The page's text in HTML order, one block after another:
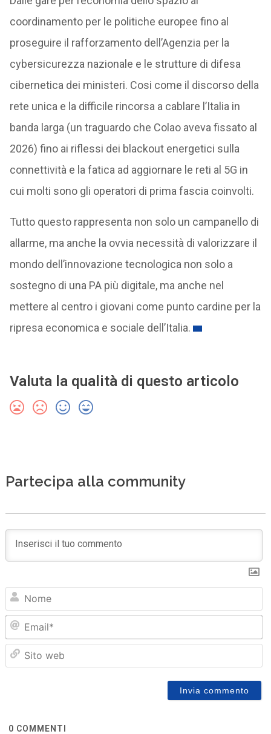
coordinamento per le politiche europee fino al
proseguire il rafforzamento dell’Agenzia per la
cybersicurezza nazionale e le strutture di difesa
cibernetica dei ministeri. Cosi come il discorso della
rete unica e la difficile rincorsa a cablare l’Italia in
banda larga (un traguardo che Colao aveva fissato al
2026) fino ai riflessi dei blackout energetici sulla
connettività e la fatica ad aggiornare le reti al 5G in
cui molti sono gli operatori di prima fascia coinvolti.
Tutto questo rappresenta non solo un campanello di
allarme, ma anche la ovvia necessità di valorizzare il
mondo dell’innovazione tecnologica non solo a
sostegno di una PA più digitale, ma anche nel
mettere al centro i giovani come punto cardine per la
ripresa economica e sociale dell’Italia.
Valuta la qualità di questo articolo
Partecipa alla community
0 COMMENTI